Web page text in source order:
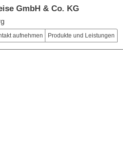
GmbH & Co. KG
aufnehmen Produkte und Leistungen